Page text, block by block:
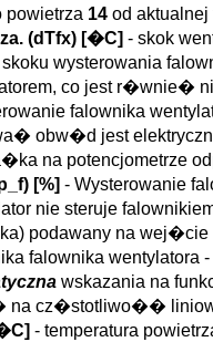
powietrza 14 od aktualnej
(dTfx) [�C] - skok
wysterowania
co jest r�wnie�
falownika
obw�d jest
na potencjometrze
) [%] - Wysterowanie
nie steruje
podawany na wej�cie
falownika
wskazania na
na cz�stotliwo��
- temperatura